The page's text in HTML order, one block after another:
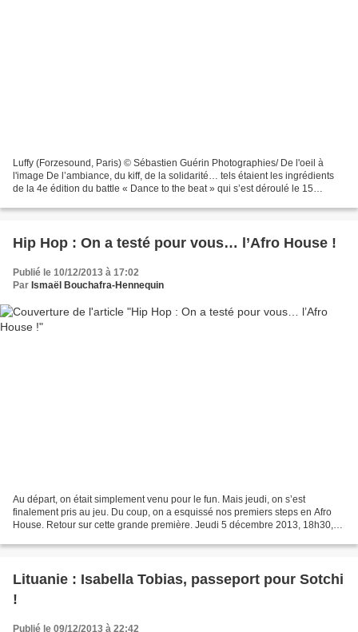
Luffy (Forzesound, Paris) © Sébastien Guérin Photographies/ De l'oeil à
l'image De l’ambiance, du kiff, de la solidarité… tels étaient les ingrédients
de la 4e édition du battle « Dance to the beat » qui s’est déroulé le 15
Hip Hop : On a testé pour vous… l’Afro House !
Publié le 10/12/2013 à 17:02
Par Ismaël Bouchafra-Hennequin
Au départ, on était simplement venu pour le fun. Mais jeudi, on s’est
finalement pris au jeu. Du coup, on a esquissé nos premiers steps en Afro
House. Retour sur cette grande première. Jeudi 5 décembre 2013, 18h30,
Lituanie : Isabella Tobias, passeport pour Sotchi
!
Publié le 09/12/2013 à 22:42